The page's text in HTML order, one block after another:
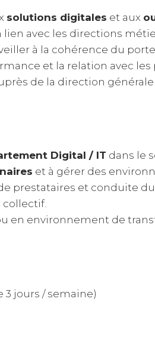
solutions digitales et aux
lien avec les directions
à la cohérence du
et la relation avec les
de la direction générale
Digital / IT dans le
et à gérer des
prestataires et conduite
collectif.
en environnement de
jours / semaine)